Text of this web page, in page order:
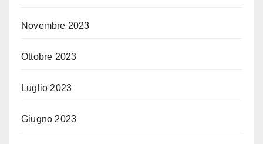
Novembre 2023
Ottobre 2023
Luglio 2023
Giugno 2023